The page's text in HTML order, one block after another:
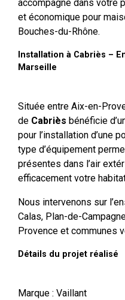
accompagne dans votre
et économique pour
Bouches-du-Rhône.
Installation à Cabriès –
Marseille
Située entre Aix-en-
de Cabriès bénéficie
pour l’installation d’une
type d’équipement
présentes dans l’air
efficacement votre
Nous intervenons sur
Calas, Plan-de-
Provence et communes
Détails du projet réalisé
Marque : Vaillant